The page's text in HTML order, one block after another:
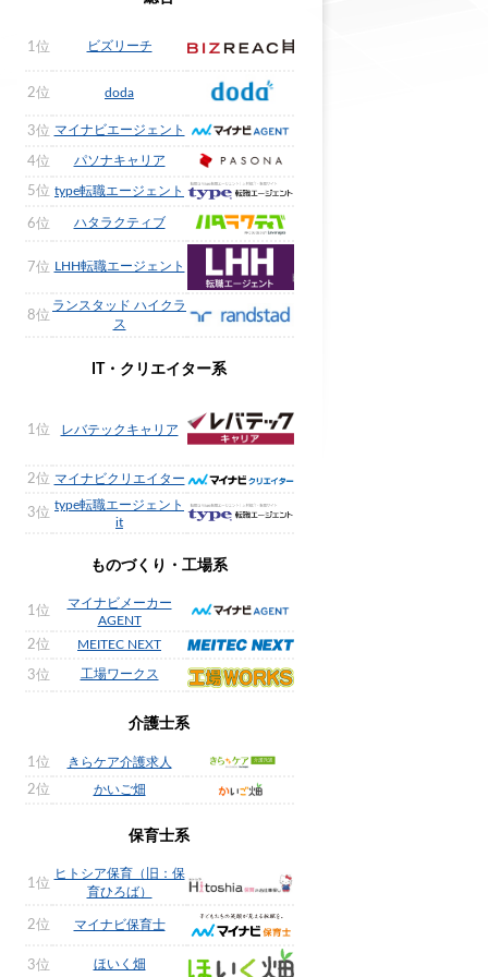
1位 ビズリーチ
2位 doda
3位 マイナビエージェント
4位 パソナキャリア
5位 type転職エージェント
6位 ハタラクティブ
7位 LHH転職エージェント
8位
ランスタッド ハイクラ
ス
IT・クリエイター系
1位 レバテックキャリア
2位 マイナビクリエイター
3位
type転職エージェント
it
ものづくり・工場系
1位
マイナビメーカー
AGENT
2位 MEITEC NEXT
3位 工場ワークス
介護士系
1位 きらケア介護求人
2位 かいご畑
保育士系
1位
ヒトシア保育（旧：保
育ひろば）
2位 マイナビ保育士
3位 ほいく畑